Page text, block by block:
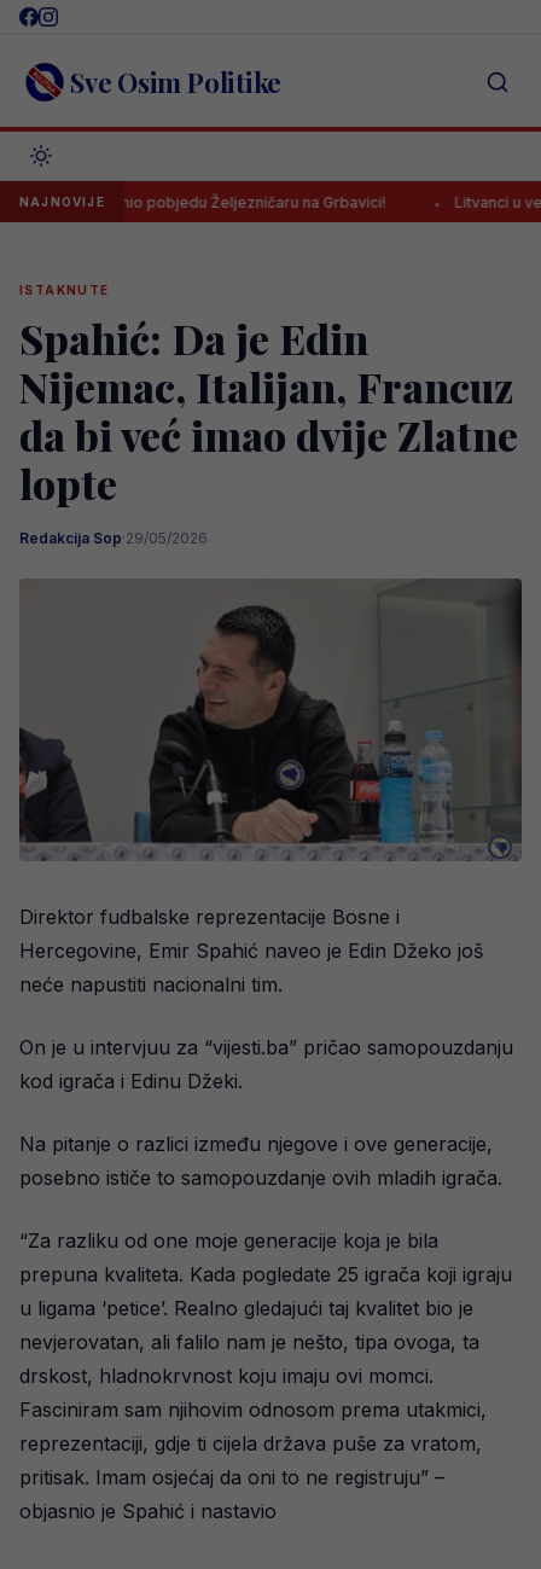
Skip
content Sve Osim Politike
NAJNOVIJE
donio pobjedu Željezničaru na Grbavici! Litvanci u velikim
ISTAKNUTE
Spahić: Da je Edin
Nijemac, Italijan, Francuz
da bi već imao dvije Zlatne
lopte
Redakcija Sop·29/05/2026
Direktor fudbalske reprezentacije Bosne i
Hercegovine, Emir Spahić naveo je Edin Džeko još
neće napustiti nacionalni tim.
On je u intervjuu za “vijesti.ba” pričao samopouzdanju
kod igrača i Edinu Džeki.
Na pitanje o razlici između njegove i ove generacije,
posebno ističe to samopouzdanje ovih mladih igrača.
“Za razliku od one moje generacije koja je bila
prepuna kvaliteta. Kada pogledate 25 igrača koji igraju
u ligama ‘petice’. Realno gledajući taj kvalitet bio je
nevjerovatan, ali falilo nam je nešto, tipa ovoga, ta
drskost, hladnokrvnost koju imaju ovi momci.
Fasciniram sam njihovim odnosom prema utakmici,
reprezentaciji, gdje ti cijela država puše za vratom,
pritisak. Imam osjećaj da oni to ne registruju” –
objasnio je Spahić i nastavio